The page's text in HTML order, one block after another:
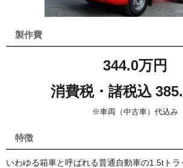
製作費
344.0万円
消費税・諸税込
※車両（中古車）代込み
特徴
いわゆる箱車と呼ばれる普通自動車の1.5tト